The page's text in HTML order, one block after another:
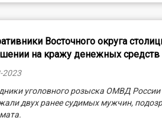
Восточного округа
на кражу денежных средств
2023
уголовного розыска ОМВД
двух ранее судимых мужчин,